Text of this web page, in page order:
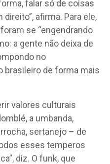
falar só de coisas
afirma. Para ele,
se “engendrando
a gente não deixa de
no
brasileiro de forma mais
valores culturais
a umbanda,
sertanejo – de
esses temperos
diz. O funk, que